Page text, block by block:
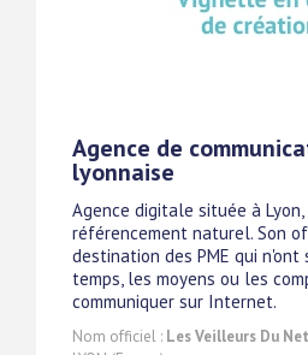
Agence de
lyonnaise
Agence digitale située à
référencement naturel. Son
destination des PME qui
temps, les moyens ou les
communiquer sur Internet.
Nom officiel : Les Veilleurs Du Net